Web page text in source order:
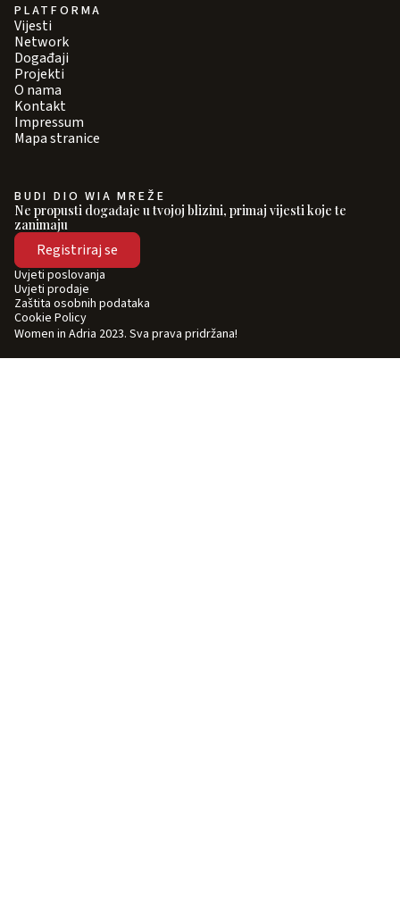
PLATFORMA
Vijesti
Network
Događaji
Projekti
O nama
Kontakt
Impressum
Mapa stranice
BUDI DIO WIA MREŽE
Ne propusti događaje u tvojoj blizini, primaj vijesti koje te
zanimaju
Registriraj se
Women in Adria 2023. Sva prava pridržana!
Uvjeti poslovanja
Uvjeti prodaje
Zaštita osobnih podataka
Cookie Policy